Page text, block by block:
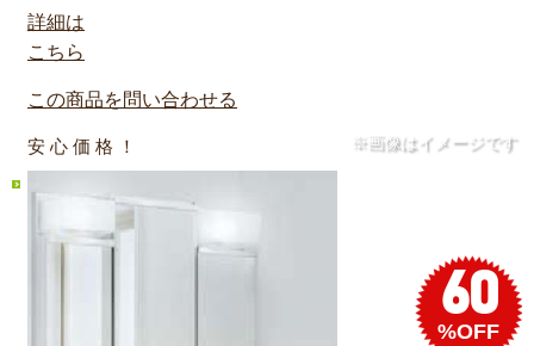
※画像はイメージです
詳細は
こちら
この商品を問い合わせる
安 心 価 格 ！
60
%OFF